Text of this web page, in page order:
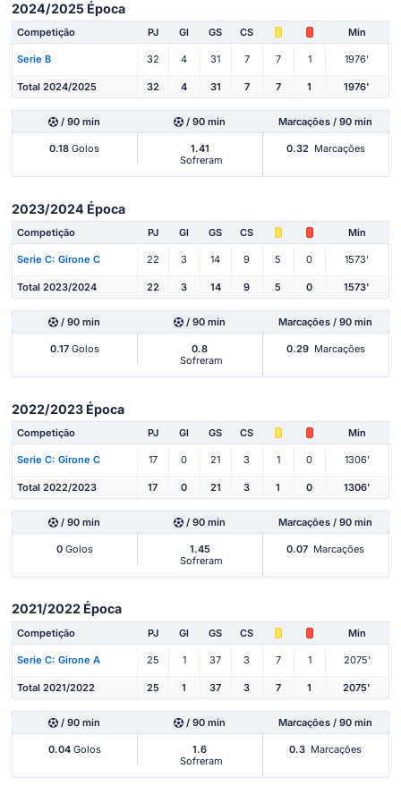
2024/2025 Época
Competição PJ Gl GS CS Min
Serie B 32 4 31 7 7 1 1976'
Total 2024/2025 32 4 31 7 7 1 1976'
/ 90 min / 90 min Marcações / 90 min
0.18 Golos
1.41
Sofreram
0.32 Marcações
2023/2024 Época
Competição PJ Gl GS CS Min
Serie C: Girone C 22 3 14 9 5 0 1573'
Total 2023/2024 22 3 14 9 5 0 1573'
/ 90 min / 90 min Marcações / 90 min
0.17Golos
0.8
Sofreram
0.29 Marcações
2022/2023 Época
Competição PJ Gl GS CS Min
Serie C: Girone C 17 0 21 3 1 0 1306'
Total 2022/2023 17 0 21 3 1 0 1306'
/ 90 min / 90 min Marcações / 90 min
0Golos
1.45
Sofreram
0.07 Marcações
2021/2022 Época
Competição PJ Gl GS CS Min
Serie C: Girone A 25 1 37 3 7 1 2075'
Total 2021/2022 25 1 37 3 7 1 2075'
/ 90 min / 90 min Marcações / 90 min
0.04Golos
1.6
Sofreram
0.3 Marcações